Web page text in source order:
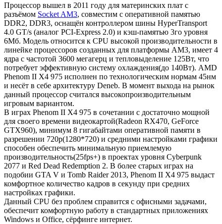
Процессор вышел в 2011 году для материнских плат с
разъёмом Socket AM3, совместим с оперативной памятью
DDR2, DDR3, оснащён контроллером шины HyperTransport
4.0 GT/s (аналог PCI-Express 2.0) и кэш-памятью 3го уровня
6Мб. Модель относится к CPU высокой производительности в
линейке процессоров созданных для платформы AM3, имеет 4
ядра с частотой 3600 мегагерц и тепловыделение 125Вт, что
потребует эффективную систему охлаждения(до 140Вт). AMD
Phenom II X4 975 исполнен по технологическим нормам 45нм
и несёт в себе архитектуру Deneb. В момент выхода на рынок
данный процессор считался высокопроизводительным
игровым вариантом.
В играх Phenom II X4 975 в сочетании с достаточно мощной
для своего времени видеокартой(Radeon RX470, GeForce
GTX960), минимум 8 гигабайтами оперативной памяти в
разрешении 720p(1280*720) и средними настройками графики
способен обеспечить минимальную приемлемую
производительность(25fps+) в проектах уровня Cyberpunk
2077 и Red Dead Redemption 2. В более старых играх на
подобии GTA V и Tomb Raider 2013, Phenom II X4 975 выдаст
комфортное количество кадров в секунду при средних
настройках графики.
Данный CPU без проблем справится с офисными задачами,
обеспечит комфортную работу в стандартных приложениях
Windows и Office, сёрфинге интернет.